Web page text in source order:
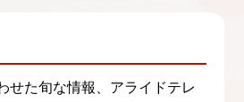
せた旬な情報、アライドテレ